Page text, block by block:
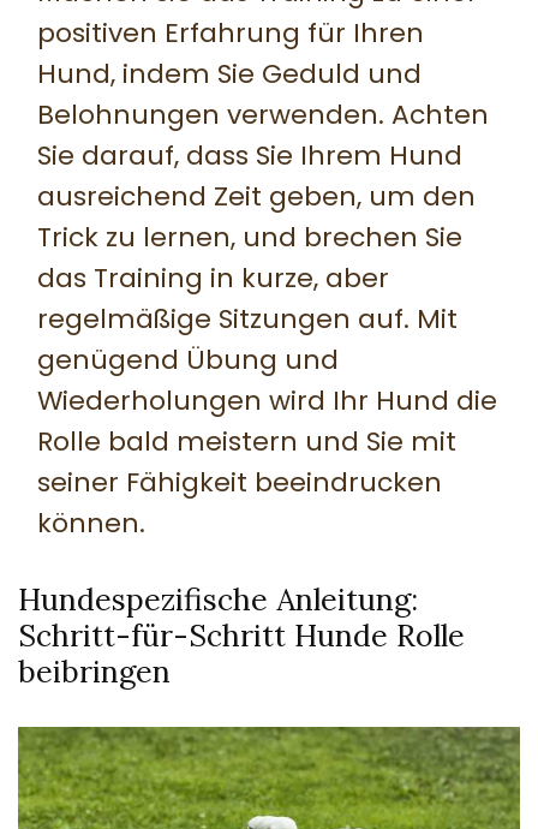
positiven Erfahrung für Ihren
Hund, indem Sie Geduld und
Belohnungen verwenden. Achten
Sie darauf, dass Sie Ihrem Hund
ausreichend Zeit geben, um den
Trick zu lernen, und brechen Sie
das Training in kurze, aber
regelmäßige Sitzungen auf. Mit
genügend Übung und
Wiederholungen wird Ihr Hund die
Rolle bald meistern und Sie mit
seiner Fähigkeit beeindrucken
können.
Hundespezifische Anleitung:
Schritt-für-Schritt Hunde Rolle
beibringen